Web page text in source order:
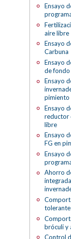
Ensayo
aire libre
Ensayo
Carbuna
Ensayo
de fondo
Ensayo
pimiento
Ensayo
reductor
libre
Ensayo
FG en
Ensayo
Ahorro
bróculi y
Control